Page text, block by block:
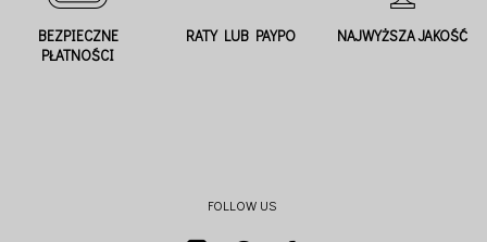
BEZPIECZNE
PŁATNOŚCI
RATY LUB PAYPO NAJWYŻSZA JAKOŚĆ
FOLLOW US